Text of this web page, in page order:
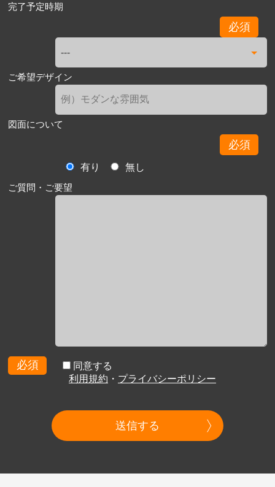
完了予定時期
必須
ご希望デザイン
図面について
必須
有り
無し
ご質問・ご要望
必須
同意する
利用規約 ・ プライバシーポリシー
送信する